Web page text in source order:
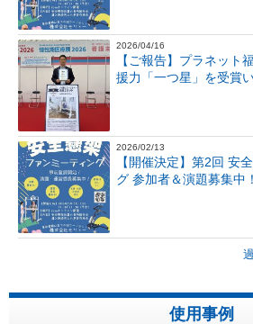
2026/04/16
【ご報告】プラネット
援力「一つ星」を受賞
2026/02/13
【開催決定】第2回 安
グ 参加者＆演題募集中！
使用事例